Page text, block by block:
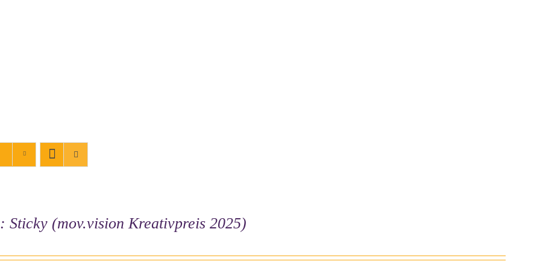
Sticky (mov.vision Kreativpreis 2025)